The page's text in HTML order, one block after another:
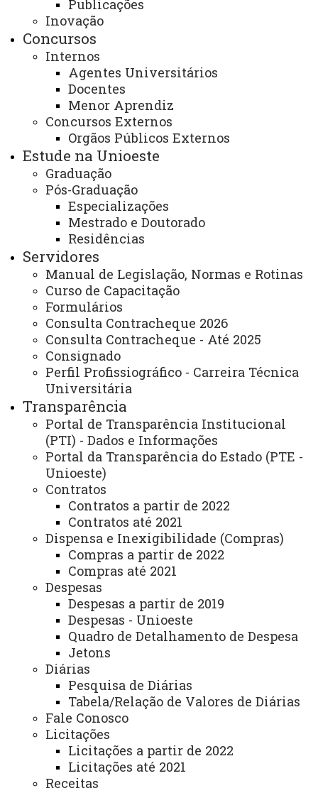
Publicações
Inovação
Concursos
Internos
Agentes Universitários
Docentes
Menor Aprendiz
Concursos Externos
Orgãos Públicos Externos
Estude na Unioeste
Graduação
Pós-Graduação
Especializações
Mestrado e Doutorado
Residências
Servidores
Manual de Legislação, Normas e Rotinas
Curso de Capacitação
Formulários
Consulta Contracheque 2026
Consulta Contracheque - Até 2025
Consignado
Perfil Profissiográfico - Carreira Técnica
Universitária
Transparência
Portal de Transparência Institucional
(PTI) - Dados e Informações
Portal da Transparência do Estado (PTE -
Unioeste)
Contratos
Contratos a partir de 2022
Contratos até 2021
Dispensa e Inexigibilidade (Compras)
Compras a partir de 2022
Compras até 2021
Despesas
Despesas a partir de 2019
Despesas - Unioeste
Quadro de Detalhamento de Despesa
Jetons
Diárias
Pesquisa de Diárias
Tabela/Relação de Valores de Diárias
Fale Conosco
Licitações
Licitações a partir de 2022
Licitações até 2021
Receitas
visibilidade às ações da equipe;
- Colaborar para a implantação do Mestrado
Profissional na área de Assessoria Executiva, inédito no
Descrição dos serviços oferecidos:
- Desenvolvimento de Projetos de Extensão
voltados à comunidade externa, com o intuito de atender
as demandas sociais e organizacionais da comunidade
regional, a citar: Secretariado Executivo: preparando
para o primeiro emprego; Empoderando Mulheres do
Campo: capacitação para gestão e liderança em
empreendimentos de turismo rural sustentável;
Concurso de Contos Paulo Leminski; Curso de Práticas
de Secretariado Executivo (comunidade externa e
interna);
- Desenvolvimento de ações, projetos e
iniciativas voltadas ao fomento da pesquisa científica na
área de Secretariado a exemplo: Grupo de Pesquisa
GPSEB; Projeto GPSEB Escola; Periódico Revista
Expectativa;
- Promoção de eventos e palestras, com o intuito
de fortalecer a produção dos saberes na área de
Secretariado e Gestão, além da formação de parcerias e
trocas de conhecimentos;
- Desenvolvimento de Escolas de Idiomas e
aplicação de exames de proficiência em línguas
estrangeiras, por meio do CELTO, que atende
comunidade externa e interna.
E-mail:carla.schmidt@unioeste.br
Telefone:
Página eletrônica:
https://www.unioeste.br/portal/carta-de-
servicos/campus-de-toledo-carta-de-servicos
Endereço para atendimento presencial e